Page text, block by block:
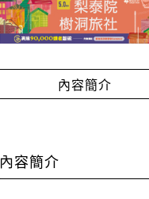
內容簡介
內容簡介